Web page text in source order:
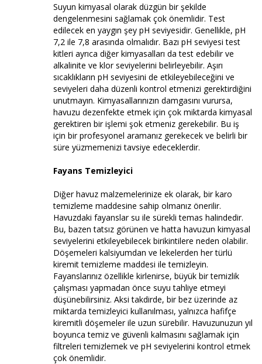
Suyun kimyasal olarak düzgün bir şekilde
dengelenmesini sağlamak çok önemlidir. Test
edilecek en yaygın şey pH seviyesidir. Genellikle, pH
7,2 ile 7,8 arasında olmalıdır. Bazı pH seviyesi test
kitleri ayrıca diğer kimyasalları da test edebilir ve
alkalinite ve klor seviyelerini belirleyebilir. Aşırı
sıcaklıkların pH seviyesini de etkileyebileceğini ve
seviyeleri daha düzenli kontrol etmenizi gerektirdiğini
unutmayın. Kimyasallarınızın damgasını vurursa,
havuzu dezenfekte etmek için çok miktarda kimyasal
gerektiren bir işlemi şok etmeniz gerekebilir. Bu iş
için bir profesyonel aramanız gerekecek ve belirli bir
süre yüzmemenizi tavsiye edeceklerdir.
Fayans Temizleyici
Diğer havuz malzemelerinize ek olarak, bir karo
temizleme maddesine sahip olmanız önerilir.
Havuzdaki fayanslar su ile sürekli temas halindedir.
Bu, bazen tatsız görünen ve hatta havuzun kimyasal
seviyelerini etkileyebilecek birikintilere neden olabilir.
Döşemeleri kalsiyumdan ve lekelerden her türlü
kiremit temizleme maddesi ile temizleyin.
Fayanslarınız özellikle kirlenirse, büyük bir temizlik
çalışması yapmadan önce suyu tahliye etmeyi
düşünebilirsiniz. Aksi takdirde, bir bez üzerinde az
miktarda temizleyici kullanılması, yalnızca hafifçe
kiremitli döşemeler ile uzun sürebilir. Havuzunuzun yıl
boyunca temiz ve güvenli kalmasını sağlamak için
filtreleri temizlemek ve pH seviyelerini kontrol etmek
çok önemlidir.